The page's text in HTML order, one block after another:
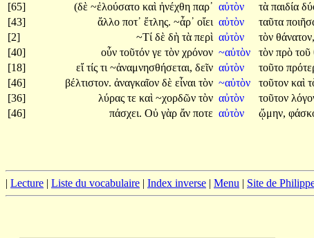
[65]
(δὲ ~ἐλούσατο καὶ ἠνέχθη παρ᾽ αὐτὸν τὰ παιδία
[43]
ἄλλο ποτ᾽ ἔτλης. ~ἆρ᾽ οἴει αὐτὸν ταῦτα
[2]
~Τί δὲ δὴ τὰ περὶ αὐτὸν τὸν θάνατον,
[40]
οὖν τοῦτόν γε τὸν χρόνον ~αὐτὸν τὸν πρὸ τοῦ
[18]
εἴτίς τι ~ἀναμνησθήσεται, δεῖν αὐτὸν τοῦτο
[46]
βέλτιστον. ἀναγκαῖον δὲ εἶναι τὸν ~αὐτὸν τοῦτον καὶ
[36]
λύρας τε καὶ ~χορδῶν τὸν αὐτὸν τοῦτον
[46]
πάσχει. Οὐ γὰρ ἄν ποτε αὐτὸν ᾤμην,
| Lecture | Liste du vocabulaire | Index inverse | Menu | Site de